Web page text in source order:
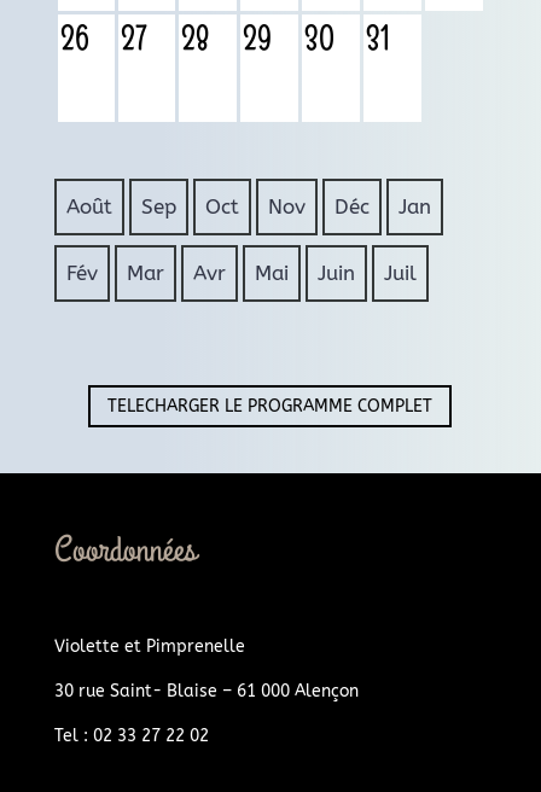
26 27 28 29 30 31
Août Sep Oct Nov Déc Jan
Fév Mar Avr Mai Juin Juil
TELECHARGER LE PROGRAMME COMPLET
Coordonnées
Violette et Pimprenelle
30 rue Saint- Blaise – 61 000 Alençon
Tel : 02 33 27 22 02